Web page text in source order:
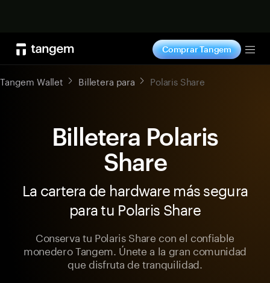
Comprar Tangem
Tangem Wallet Billetera para Polaris Share
Billetera Polaris
Share
La cartera de hardware más segura
para tu Polaris Share
Conserva tu Polaris Share con el confiable
monedero Tangem. Únete a la gran comunidad
que disfruta de tranquilidad.